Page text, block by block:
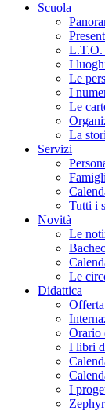
Scuola
I
Le
I
Le
La
Servizi
Tutti i
Novità
Le
Le
Didattica
Orario
I libri
I